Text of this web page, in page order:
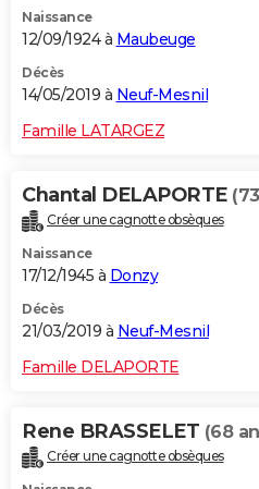
Naissance
12/09/1924 à Maubeuge
Décès
14/05/2019 à Neuf-Mesnil
Famille LATARGEZ
Chantal DELAPORTE
Créer une cagnotte obsèques
Naissance
17/12/1945 à Donzy
Décès
21/03/2019 à Neuf-Mesnil
Famille DELAPORTE
Rene BRASSELET (68
Créer une cagnotte obsèques